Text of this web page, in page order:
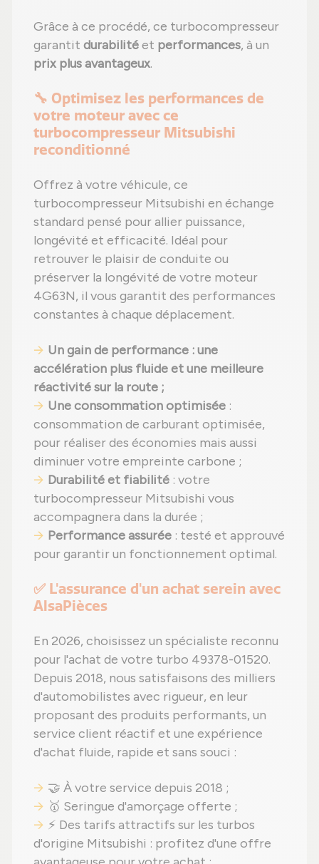
Grâce à ce procédé, ce turbocompresseur
garantit durabilitéet performances, à un
prix plus avantageux.
🔧 Optimisez les performances de
votre moteur avec ce
turbocompresseur Mitsubishi
reconditionné
Offrez à votre véhicule, ce
turbocompresseur Mitsubishi en échange
standard pensé pour allier puissance,
longévité et efficacité. Idéal pour
retrouver le plaisir de conduite ou
préserver la longévité de votre moteur
4G63N, il vous garantit des performances
constantes à chaque déplacement.
Un gain de performance : une
accélération plus fluide et une meilleure
réactivité sur la route ;
Une consommation optimisée :
consommation de carburant optimisée,
pour réaliser des économies mais aussi
diminuer votre empreinte carbone ;
Durabilité et fiabilité : votre
turbocompresseur Mitsubishi vous
accompagnera dans la durée ;
Performance assurée : testé et approuvé
pour garantir un fonctionnement optimal.
✅ L'assurance d'un achat serein avec
AlsaPièces
En 2026, choisissez un spécialiste reconnu
pour l'achat de votre turbo 49378-01520.
Depuis 2018, nous satisfaisons des milliers
d'automobilistes avec rigueur, en leur
proposant des produits performants, un
service client réactif et une expérience
d'achat fluide, rapide et sans souci :
🤝 À votre service depuis 2018 ;
🥇 Seringue d'amorçage offerte ;
⚡ Des tarifs attractifs sur les turbos
d'origine Mitsubishi : profitez d'une offre